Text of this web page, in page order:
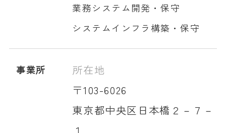
業務システム開発・保守
システムインフラ構築・保守
事業所
所在地
〒103-6026
東京都中央区日本橋２－７－